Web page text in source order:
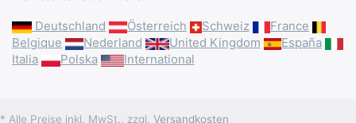
Deutschland Österreich Schweiz
France
Belgique
Nederland United Kingdom
España
Italia
Polska International
* Alle Preise inkl. MwSt., zzgl. Versandkosten